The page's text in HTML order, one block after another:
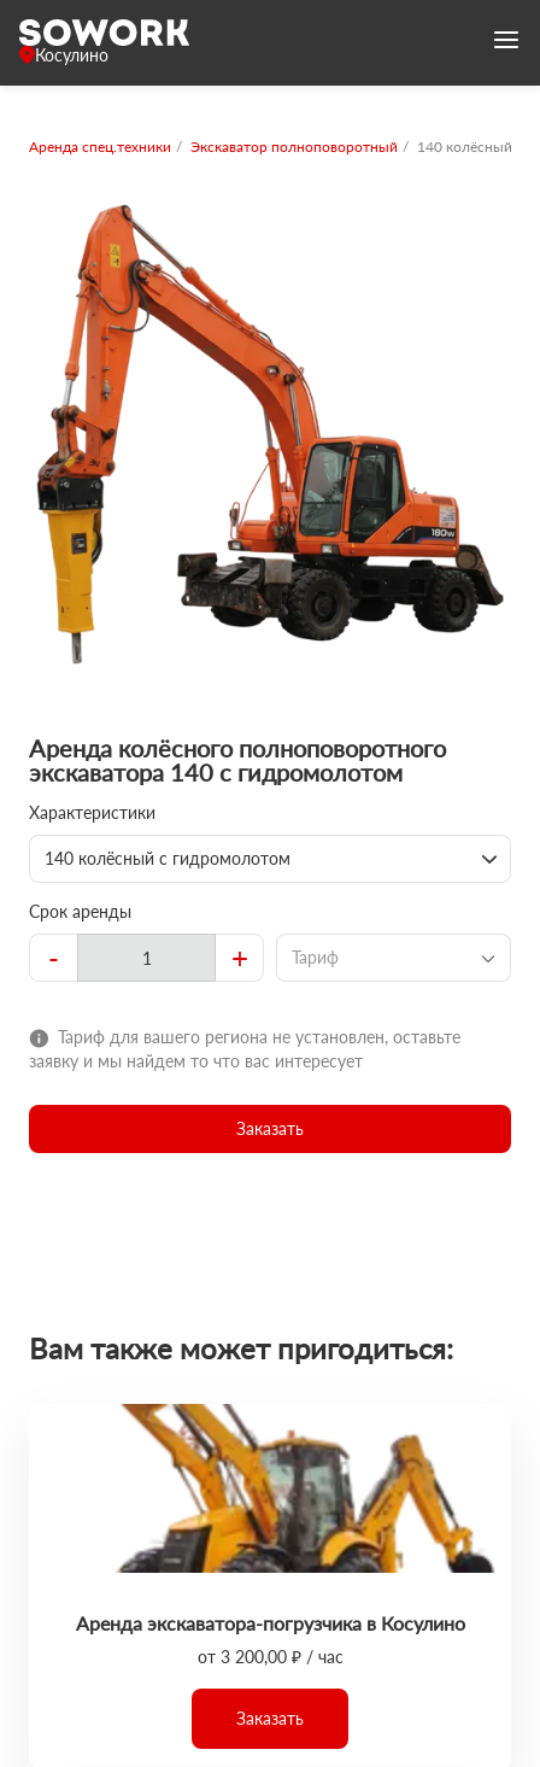
Косулино
Аренда спец.техники Экскаватор полноповоротный 140 колёсный с
Аренда колёсного полноповоротного
экскаватора 140 с гидромолотом
Характеристики
140 колёсный с гидромолотом
Срок аренды
- + Тариф
Тариф для вашего региона не установлен, оставьте
заявку и мы найдем то что вас интересует
Заказать
Вам также может пригодиться:
Аренда экскаватора-погрузчика в Косулино
от 3 200,00 ₽ / час
Заказать